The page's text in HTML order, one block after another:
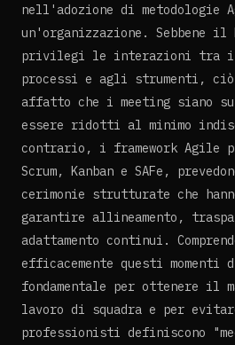
nell'adozione di
un'organizzazione. Sebbene il
privilegi le interazioni tra
processi e agli strumenti,
affatto che i meeting siano
essere ridotti al minimo
contrario, i framework Agile
Scrum, Kanban e SAFe,
cerimonie strutturate che
garantire allineamento,
adattamento continui.
efficacemente questi momenti
fondamentale per ottenere il
lavoro di squadra e per
professionisti definiscono